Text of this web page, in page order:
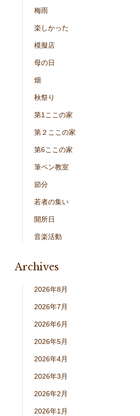
梅雨
楽しかった
模擬店
母の日
畑
秋祭り
第1ここの家
第２ここの家
第6ここの家
筆ペン教室
節分
若者の集い
開所日
音楽活動
Archives
2026年8月
2026年7月
2026年6月
2026年5月
2026年4月
2026年3月
2026年2月
2026年1月